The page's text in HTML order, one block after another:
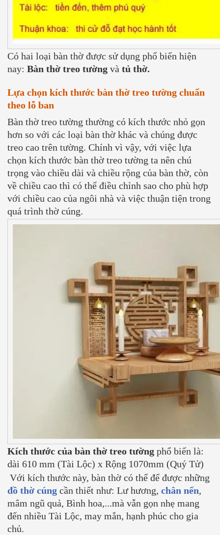
Có hai loại bàn thờ được sử dụng phổ biến hiện
nay: Bàn thờ treo tường và tủ thờ.
Lựa chọn kích thước bàn thờ treo tường chuẩn
theo lỗ ban
Bàn thờ treo tường thường có kích thước nhỏ gọn
hơn so với các loại bàn thờ khác và chúng được
treo cao trên tường. Chính vì vậy, với việc lựa
chọn kích thước bàn thờ treo tường ta nên chú
trọng vào chiều dài và chiều rộng của bàn thờ, còn
về chiều cao thì có thể điều chỉnh sao cho phù hợp
với chiều cao của ngôi nhà và việc thuận tiện trong
quá trình thờ cúng.
Kích thước của bàn thờ treo tường phổ biến là:
dài 610 mm (Tài Lộc) x Rộng 1070mm (Quý Tử)
Với kích thước này, bàn thờ có thể để được những
đồ thờ cúng cần thiết như: Lư hương, chân nến,
mâm ngũ quả, Bình hoa,...mà vẫn gọn nhẹ mang
đến nhiều Tài Lộc, may mắn, hạnh phúc cho gia
chủ.